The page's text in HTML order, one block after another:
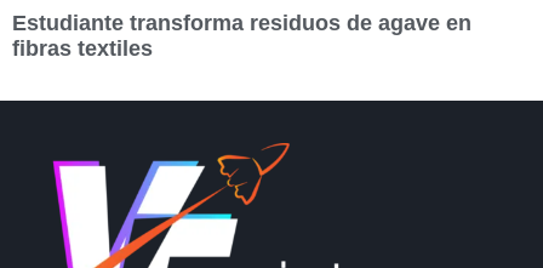
Estudiante transforma residuos de agave en
fibras textiles